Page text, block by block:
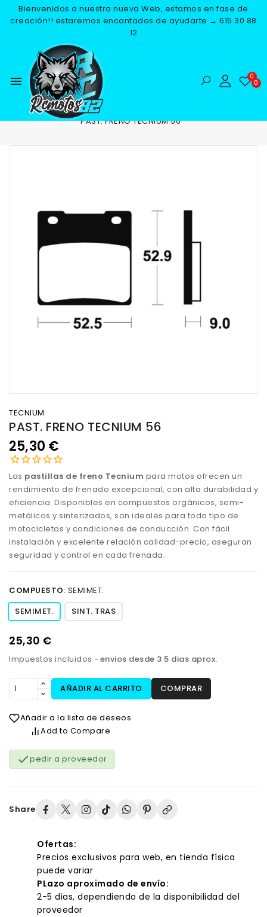
Bienvenidos a nuestra nueva Web, estamos en fase de
creación!! estaremos encantados de ayudarte → 615 30 88
12
menu
Inicio RECAMBIOS
PAST. FRENO TECNIUM 56
TECNIUM
PAST. FRENO TECNIUM 56
25,30 €
Las pastillas de freno Tecnium para motos ofrecen un
rendimiento de frenado excepcional, con alta durabilidad y
eficiencia. Disponibles en compuestos orgánicos, semi-
metálicos y sinterizados, son ideales para todo tipo de
motocicletas y condiciones de conducción. Con fácil
instalación y excelente relación calidad-precio, aseguran
seguridad y control en cada frenada.
COMPUESTO: SEMIMET.
SEMIMET.
SINT. TRAS
25,30 €
Impuestos incluidos envios desde 3 5 dias aprox.
AÑADIR AL CARRITO COMPRAR
Añadir a la lista de deseos
Add to Compare
pedir a proveedor
Share
Ofertas:
Precios exclusivos para web, en tienda física
puede variar
PLazo aproximado de envío:
2-5 dias, dependiendo de la disponibilidad del
proveedor